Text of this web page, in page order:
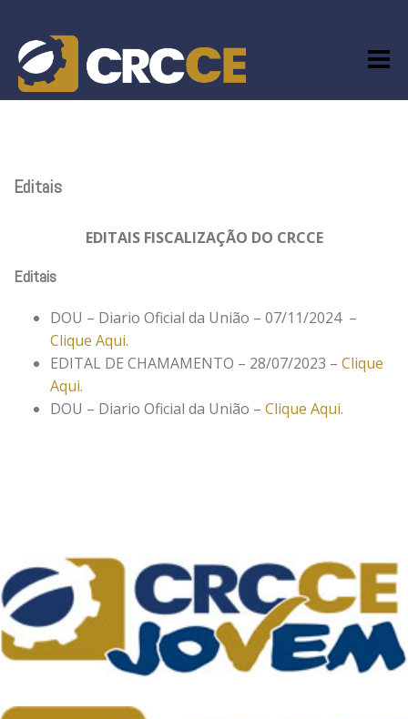
content
Editais
EDITAIS FISCALIZAÇÃO DO CRCCE
Editais
DOU – Diario Oficial da União – 07/11/2024 –
Clique Aqui.
EDITAL DE CHAMAMENTO – 28/07/2023 – Clique
Aqui.
DOU – Diario Oficial da União – Clique Aqui.